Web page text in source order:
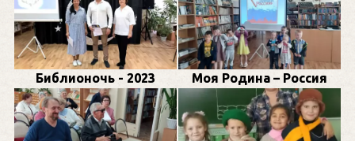
Библионочь - 2023 Моя Родина – Россия